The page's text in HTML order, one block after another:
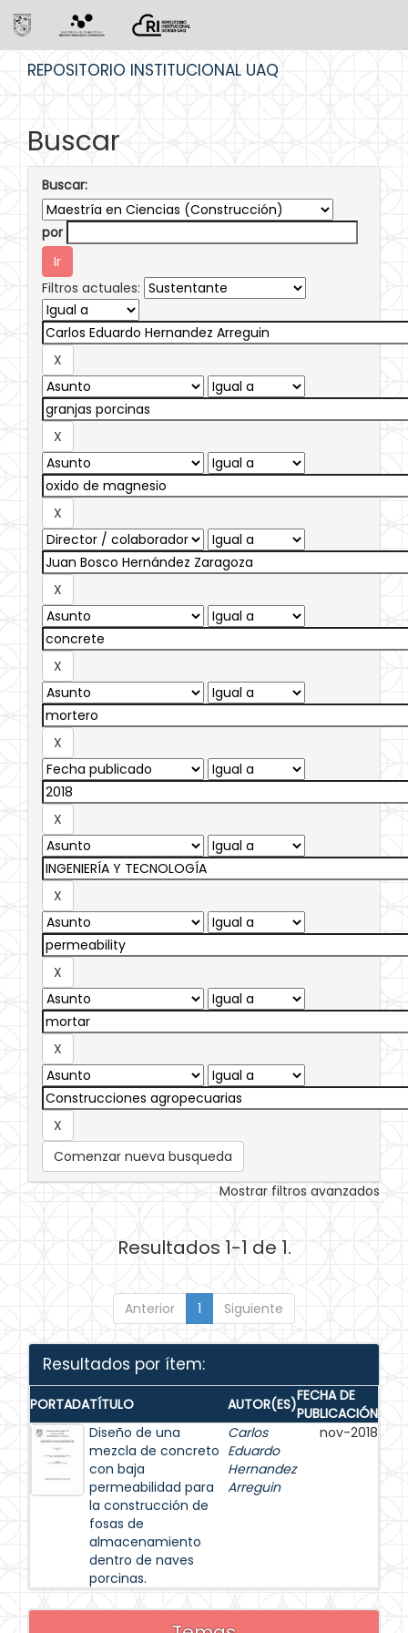
REPOSITORIO INSTITUCIONAL UAQ
Buscar
Buscar:
por
Filtros actuales:
Comenzar nueva busqueda
Mostrar filtros avanzados
Resultados 1-1 de 1.
Anterior 1 Siguiente
Resultados por ítem:
PORTADATÍTULO AUTOR(ES)FECHA DE
PUBLICACIÓN
Diseño de una
mezcla de concreto
con baja
permeabilidad para
la construcción de
fosas de
almacenamiento
dentro de naves
porcinas.
Carlos
Eduardo
Hernandez
Arreguin
nov-2018